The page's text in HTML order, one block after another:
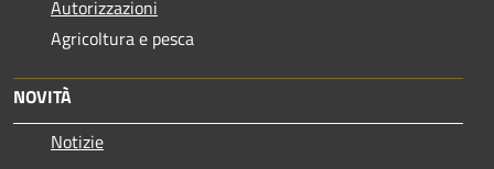
Autorizzazioni
Agricoltura e pesca
NOVITÀ
Notizie